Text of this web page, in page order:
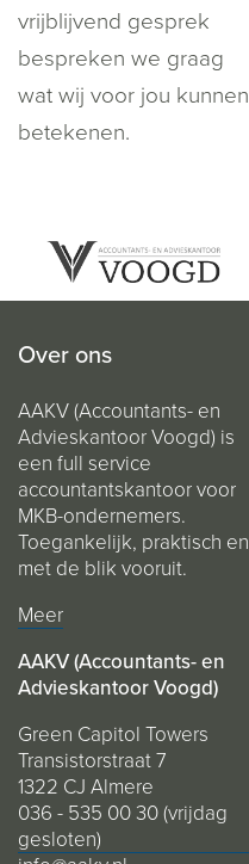
vrijblijvend gesprek
bespreken we graag
wat wij voor jou kunnen
betekenen.
Over ons
AAKV (Accountants- en
Advieskantoor Voogd) is
een full service
accountantskantoor voor
MKB-ondernemers.
Toegankelijk, praktisch en
met de blik vooruit.
Meer
AAKV (Accountants- en
Advieskantoor Voogd)
Green Capitol Towers
Transistorstraat 7
1322 CJ Almere
036 - 535 00 30 (vrijdag
gesloten)